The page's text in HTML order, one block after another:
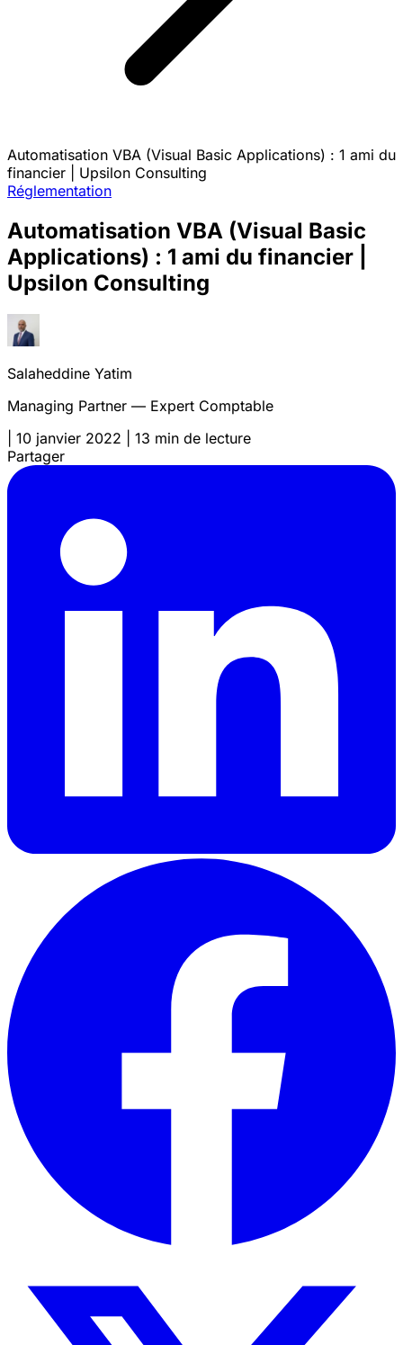
Automatisation VBA (Visual Basic Applications) : 1 ami du
financier | Upsilon Consulting
Réglementation
Automatisation VBA (Visual Basic
Applications) : 1 ami du financier |
Upsilon Consulting
Salaheddine Yatim
Managing Partner — Expert Comptable
10 janvier 2022
13 min de lecture
Partager